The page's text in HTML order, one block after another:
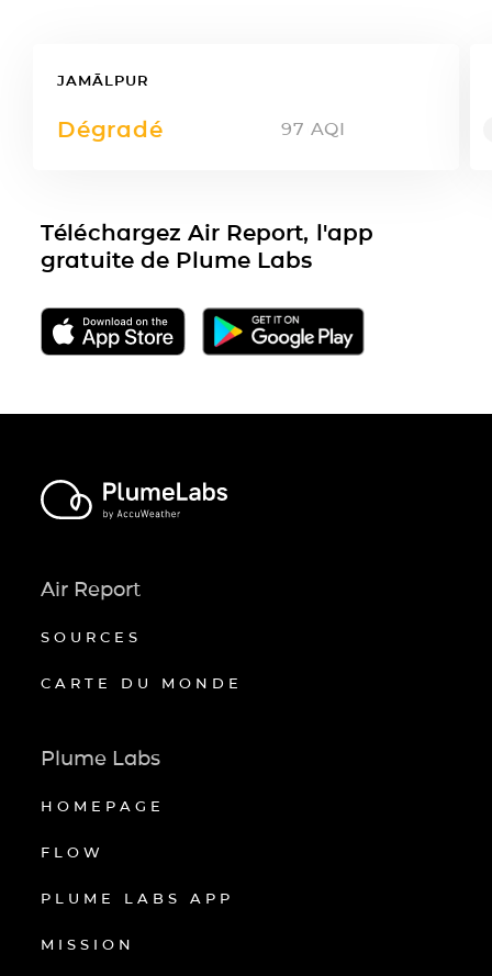
JAMĀLPUR
Dégradé 97 AQI
Téléchargez Air Report, l'app
gratuite de Plume Labs
Air Report
SOURCES
CARTE DU MONDE
Plume Labs
HOMEPAGE
FLOW
PLUME LABS APP
MISSION